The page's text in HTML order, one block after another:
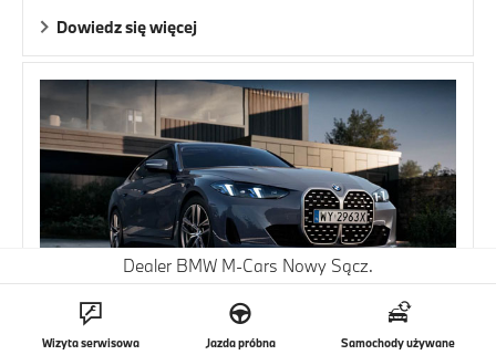
Dowiedz się więcej
BMW SERII 4 GRAN COUPÉ.
Dealer BMW M-Cars Nowy Sącz.
Wizyta serwisowa Jazda próbna Samochody używane